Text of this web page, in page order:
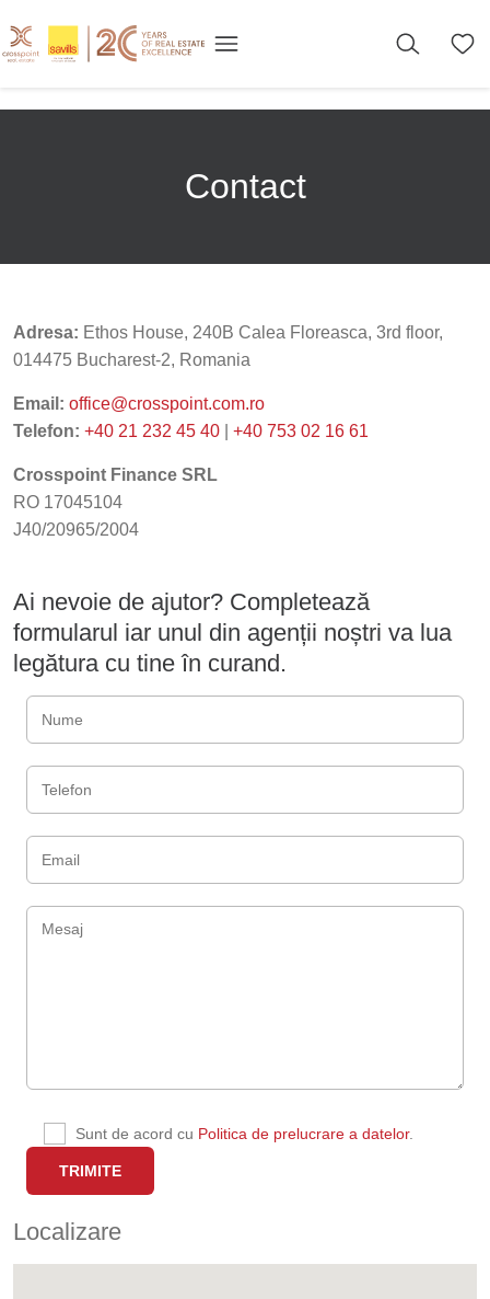
Contact
Adresa: Ethos House, 240B Calea Floreasca, 3rd floor,
014475 Bucharest-2, Romania
Email: office@crosspoint.com.ro
Telefon: +40 21 232 45 40 +40 753 02 16 61
Crosspoint Finance SRL
RO 17045104
J40/20965/2004
Ai nevoie de ajutor? Completează
formularul iar unul din agenții noștri va lua
legătura cu tine în curand.
Sunt de acord cu Politica de prelucrare a datelor.
Localizare